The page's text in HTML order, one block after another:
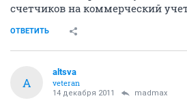
счетчиков на коммерческий
ОТВЕТИТЬ
A
altsva
veteran
14 декабря 2011 madmax